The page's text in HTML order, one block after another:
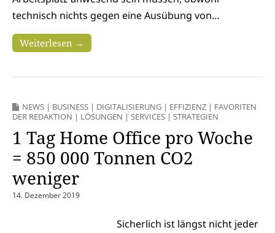
technisch nichts gegen eine Ausübung von…
Weiterlesen →
NEWS | BUSINESS | DIGITALISIERUNG | EFFIZIENZ | FAVORITEN
DER REDAKTION | LÖSUNGEN | SERVICES | STRATEGIEN
1 Tag Home Office pro Woche
= 850 000 Tonnen CO2
weniger
14. Dezember 2019
Sicherlich ist längst nicht jeder